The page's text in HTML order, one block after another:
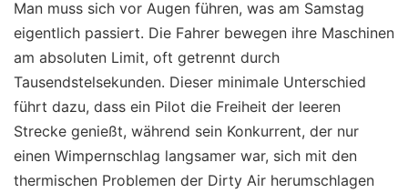
Man muss sich vor Augen führen, was am Samstag
eigentlich passiert. Die Fahrer bewegen ihre Maschinen
am absoluten Limit, oft getrennt durch
Tausendstelsekunden. Dieser minimale Unterschied
führt dazu, dass ein Pilot die Freiheit der leeren
Strecke genießt, während sein Konkurrent, der nur
einen Wimpernschlag langsamer war, sich mit den
thermischen Problemen der Dirty Air herumschlagen